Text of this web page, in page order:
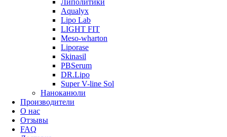
Липолитики
Aqualyx
Lipo Lab
LIGHT FIT
Meso-wharton
Liporase
Skinasil
PBSerum
DR.Lipo
Super V-line Sol
Наноканюли
Производители
О нас
Отзывы
FAQ